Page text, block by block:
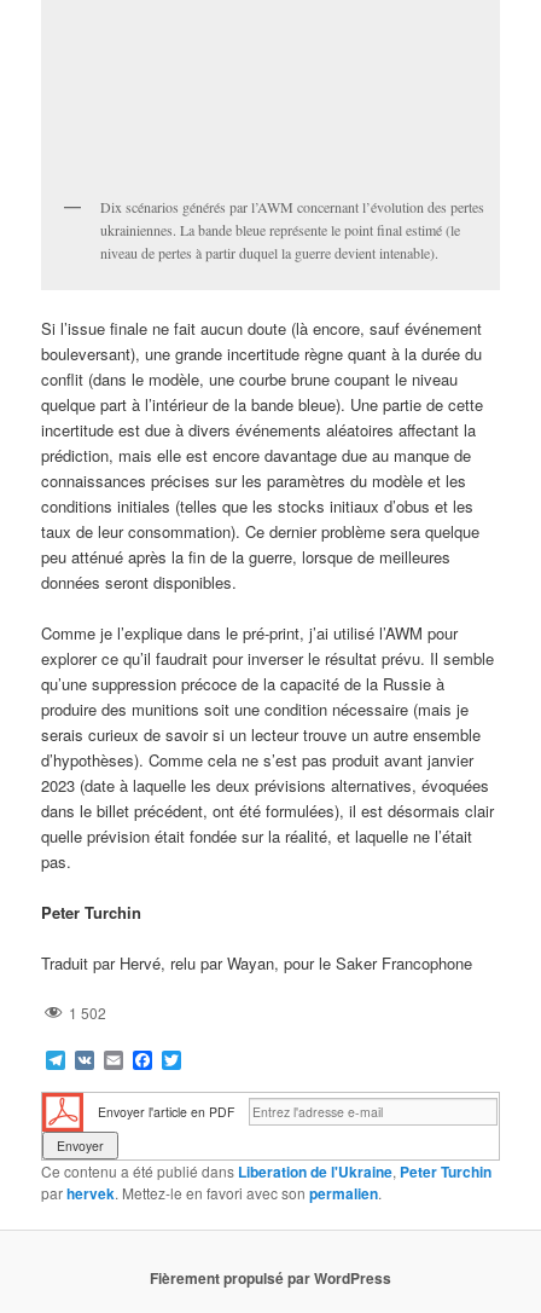
Dix scénarios générés par l’AWM concernant l’évolution des pertes
ukrainiennes. La bande bleue représente le point final estimé (le
niveau de pertes à partir duquel la guerre devient intenable).
Si l’issue finale ne fait aucun doute (là encore, sauf événement
bouleversant), une grande incertitude règne quant à la durée du
conflit (dans le modèle, une courbe brune coupant le niveau
quelque part à l’intérieur de la bande bleue). Une partie de cette
incertitude est due à divers événements aléatoires affectant la
prédiction, mais elle est encore davantage due au manque de
connaissances précises sur les paramètres du modèle et les
conditions initiales (telles que les stocks initiaux d’obus et les
taux de leur consommation). Ce dernier problème sera quelque
peu atténué après la fin de la guerre, lorsque de meilleures
données seront disponibles.
Comme je l’explique dans le pré-print, j’ai utilisé l’AWM pour
explorer ce qu’il faudrait pour inverser le résultat prévu. Il semble
qu’une suppression précoce de la capacité de la Russie à
produire des munitions soit une condition nécessaire (mais je
serais curieux de savoir si un lecteur trouve un autre ensemble
d’hypothèses). Comme cela ne s’est pas produit avant janvier
2023 (date à laquelle les deux prévisions alternatives, évoquées
dans le billet précédent, ont été formulées), il est désormais clair
quelle prévision était fondée sur la réalité, et laquelle ne l’était
pas.
Peter Turchin
Traduit par Hervé, relu par Wayan, pour le Saker Francophone
1 502
Telegram
VK EmailFacebook
Envoyer l'article en PDF
Ce contenu a été publié dans Liberation de l'Ukraine, Peter Turchin
parhervek. Mettez-le en favori avec sonpermalien.
Fièrement propulsé par WordPress